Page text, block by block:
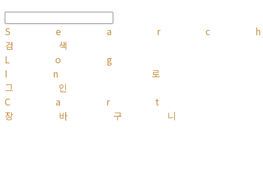
검색
Log
In
로
그인
Cart
장바구니